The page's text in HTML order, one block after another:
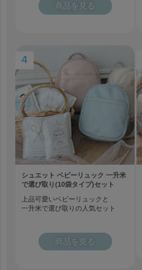
商品を見る
4
シュエット ベビーリュック 一升米
で選び取り(10袋タイプ)セット
上品可愛いベビーリュックと
一升米で選び取りの人気セット
商品を見る